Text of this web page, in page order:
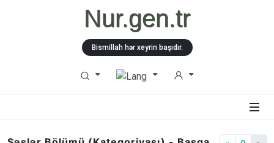
Nur.gen.tr
Bismillah hər xeyrin başıdır.